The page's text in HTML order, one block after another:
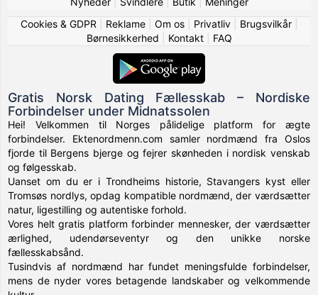
Cookies & GDPR
Reklame| Om os| Privatliv| Brugsvilkår|
Børnesikkerhed
Kontakt| FAQ
Gratis Norsk Dating Fællesskab – Nordiske
Forbindelser under Midnatssolen
Hei! Velkommen til Norges pålidelige platform for ægte
forbindelser. Ektenordmenn.com samler nordmænd fra Oslos
fjorde til Bergens bjerge og fejrer skønheden i nordisk venskab
og følgesskab.
Uanset om du er i Trondheims historie, Stavangers kyst eller
Tromsøs nordlys, opdag kompatible nordmænd, der værdsætter
natur, ligestilling og autentiske forhold.
Vores helt gratis platform forbinder mennesker, der værdsætter
ærlighed, udendørseventyr og den unikke norske
fællesskabsånd.
Tusindvis af nordmænd har fundet meningsfulde forbindelser,
mens de nyder vores betagende landskaber og velkommende